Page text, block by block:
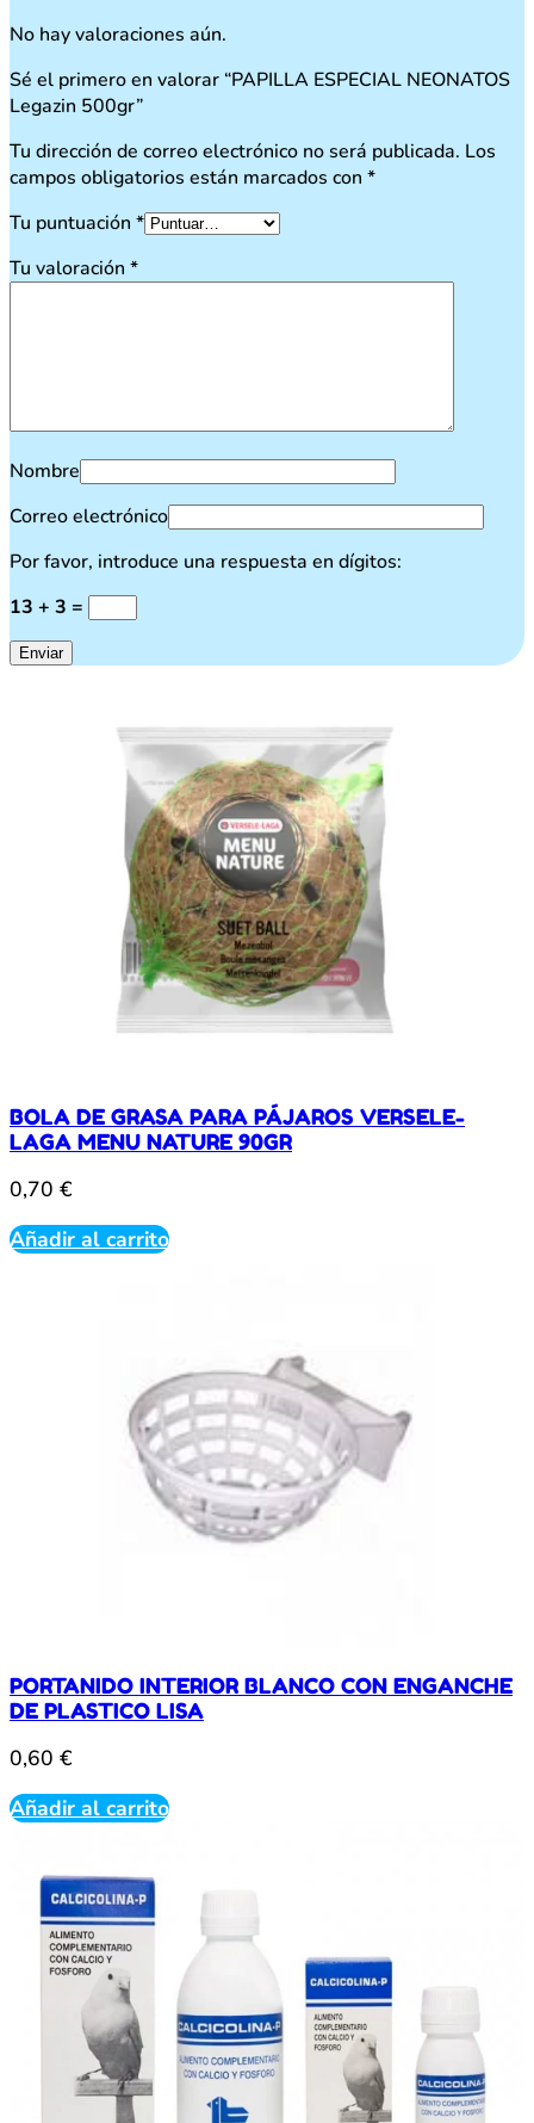
No hay valoraciones aún.
Sé el primero en valorar “PAPILLA ESPECIAL NEONATOS
Legazin 500gr”
Tu dirección de correo electrónico no será publicada. Los
campos obligatorios están marcados con *
Tu puntuación *
Tu valoración *
Nombre
Correo electrónico
Por favor, introduce una respuesta en dígitos:
13 + 3 =
BOLA DE GRASA PARA PÁJAROS VERSELE-
LAGA MENU NATURE 90GR
0,70 €
Añadir al carrito
PORTANIDO INTERIOR BLANCO CON ENGANCHE
DE PLASTICO LISA
0,60 €
Añadir al carrito